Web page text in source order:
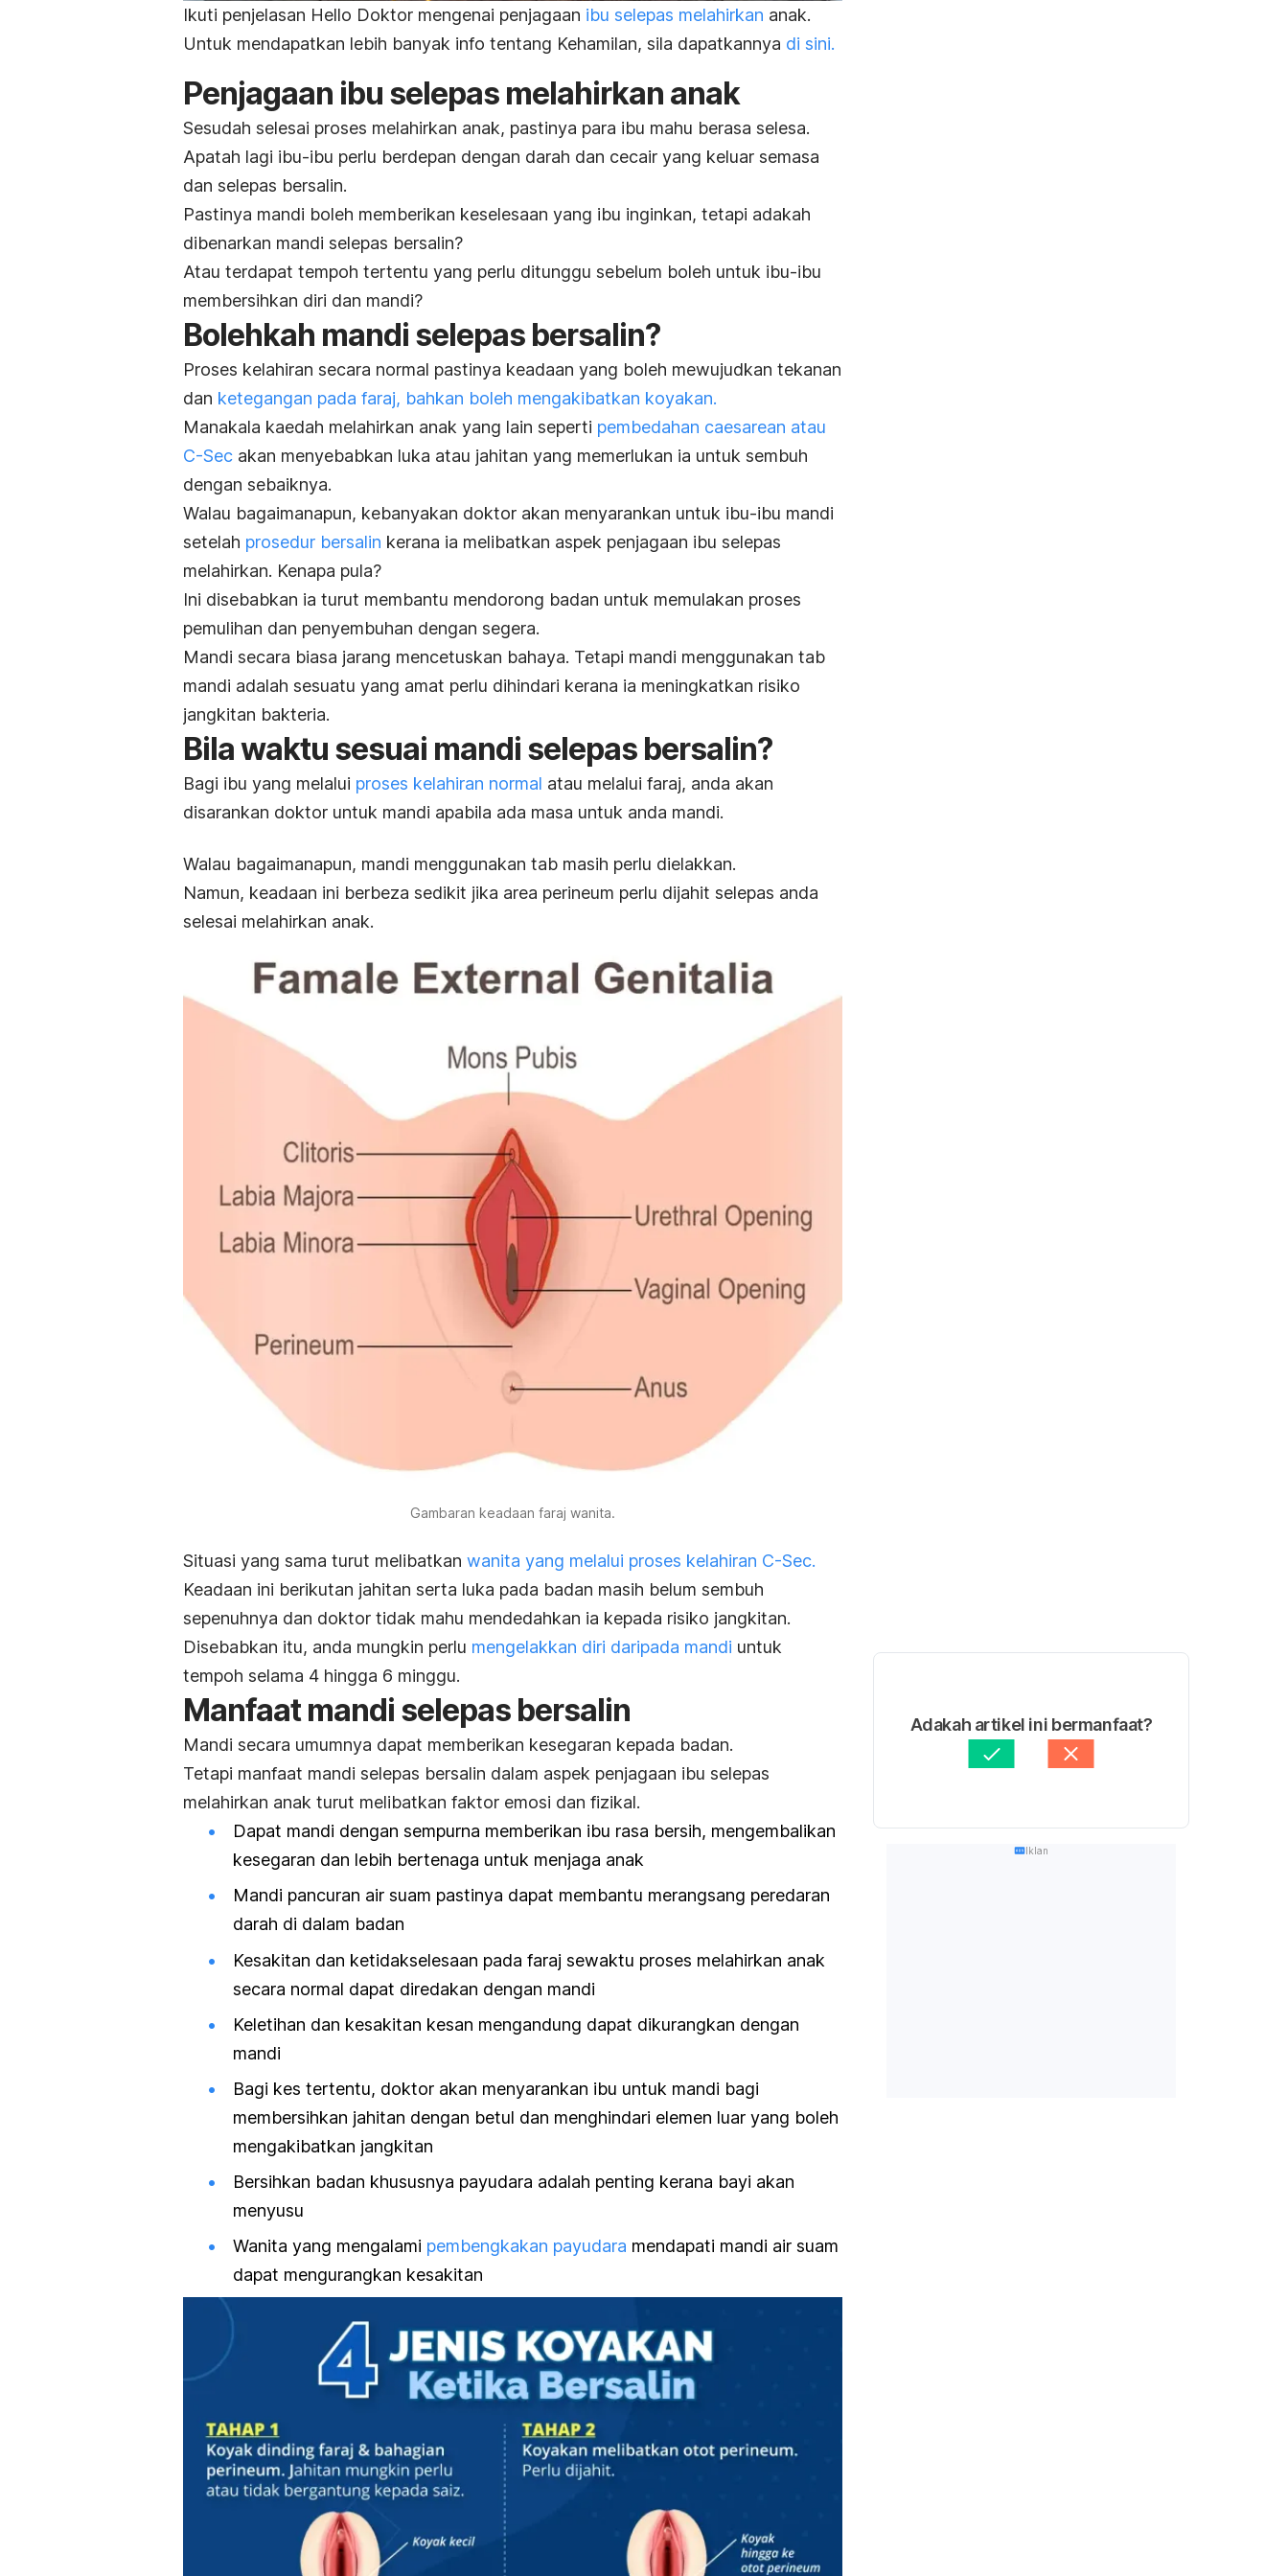
Ikuti penjelasan Hello Doktor mengenai penjagaan ibu selepas melahirkan anak.
Untuk mendapatkan lebih banyak info tentang Kehamilan, sila dapatkannya di sini.
Penjagaan ibu selepas melahirkan anak
Sesudah selesai proses melahirkan anak, pastinya para ibu mahu berasa selesa.
Apatah lagi ibu-ibu perlu berdepan dengan darah dan cecair yang keluar semasa
dan selepas bersalin.
Pastinya mandi boleh memberikan keselesaan yang ibu inginkan, tetapi adakah
dibenarkan mandi selepas bersalin?
Atau terdapat tempoh tertentu yang perlu ditunggu sebelum boleh untuk ibu-ibu
membersihkan diri dan mandi?
Bolehkah mandi selepas bersalin?
Proses kelahiran secara normal pastinya keadaan yang boleh mewujudkan tekanan
dan ketegangan pada faraj, bahkan boleh mengakibatkan koyakan.
Manakala kaedah melahirkan anak yang lain seperti pembedahan caesarean atau
C-Sec akan menyebabkan luka atau jahitan yang memerlukan ia untuk sembuh
dengan sebaiknya.
Walau bagaimanapun, kebanyakan doktor akan menyarankan untuk ibu-ibu mandi
setelah prosedur bersalin kerana ia melibatkan aspek penjagaan ibu selepas
melahirkan. Kenapa pula?
Ini disebabkan ia turut membantu mendorong badan untuk memulakan proses
pemulihan dan penyembuhan dengan segera.
Mandi secara biasa jarang mencetuskan bahaya. Tetapi mandi menggunakan tab
mandi adalah sesuatu yang amat perlu dihindari kerana ia meningkatkan risiko
jangkitan bakteria.
Bila waktu sesuai mandi selepas bersalin?
Bagi ibu yang melalui proses kelahiran normal atau melalui faraj, anda akan
disarankan doktor untuk mandi apabila ada masa untuk anda mandi.
Walau bagaimanapun, mandi menggunakan tab masih perlu dielakkan.
Namun, keadaan ini berbeza sedikit jika area perineum perlu dijahit selepas anda
selesai melahirkan anak.
Gambaran keadaan faraj wanita.
Situasi yang sama turut melibatkan wanita yang melalui proses kelahiran C-Sec.
Keadaan ini berikutan jahitan serta luka pada badan masih belum sembuh
sepenuhnya dan doktor tidak mahu mendedahkan ia kepada risiko jangkitan.
Disebabkan itu, anda mungkin perlu mengelakkan diri daripada mandi untuk
tempoh selama 4 hingga 6 minggu.
Manfaat mandi selepas bersalin
Mandi secara umumnya dapat memberikan kesegaran kepada badan.
Tetapi manfaat mandi selepas bersalin dalam aspek penjagaan ibu selepas
melahirkan anak turut melibatkan faktor emosi dan fizikal.
Dapat mandi dengan sempurna memberikan ibu rasa bersih, mengembalikan
kesegaran dan lebih bertenaga untuk menjaga anak
Mandi pancuran air suam pastinya dapat membantu merangsang peredaran
darah di dalam badan
Kesakitan dan ketidakselesaan pada faraj sewaktu proses melahirkan anak
secara normal dapat diredakan dengan mandi
Keletihan dan kesakitan kesan mengandung dapat dikurangkan dengan
mandi
Bagi kes tertentu, doktor akan menyarankan ibu untuk mandi bagi
membersihkan jahitan dengan betul dan menghindari elemen luar yang boleh
mengakibatkan jangkitan
Bersihkan badan khususnya payudara adalah penting kerana bayi akan
menyusu
Wanita yang mengalami pembengkakan payudara mendapati mandi air suam
dapat mengurangkan kesakitan
Adakah artikel ini bermanfaat?
Iklan